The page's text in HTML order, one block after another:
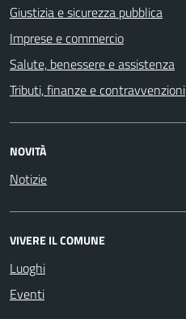
Giustizia e sicurezza pubblica
Imprese e commercio
Salute, benessere e assistenza
Tributi, finanze e contravvenzioni
NOVITÀ
Notizie
VIVERE IL COMUNE
Luoghi
Eventi